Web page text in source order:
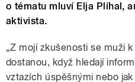
o tématu mluví Elja Plíhal,
aktivista.
„Z mojí zkušenosti se muži
dostanou, když hledají
vztazích úspěšnými nebo